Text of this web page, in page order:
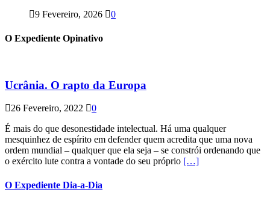
9 Fevereiro, 2026 0
O Expediente Opinativo
Ucrânia. O rapto da Europa
26 Fevereiro, 2022
0
É mais do que desonestidade intelectual. Há uma qualquer
mesquinhez de espírito em defender quem acredita que uma nova
ordem mundial – qualquer que ela seja – se constrói ordenando que
o exército lute contra a vontade do seu próprio […]
O Expediente Dia-a-Dia